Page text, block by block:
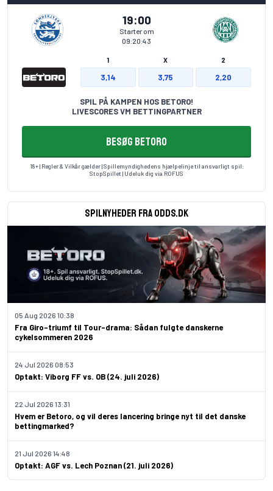
19:00
Starter om
09:20:43
1 X 2
3,14 3,75 2,20
SPIL PÅ KAMPEN HOS BETORO!
LIVESCORES VM BETTINGPARTNER
BESØG BETORO
18+ | Regler & Vilkår gælder | Spillemyndighedens hjælpelinje til ansvarligt spil:
StopSpillet | Udeluk dig via ROFUS
Spilnyheder fra odds.dk
Fra Giro-triumf til Tour-drama: Sådan fulgte danskerne
cykelsommeren 2026
05 Aug 2026 10:38
Optakt: Viborg FF vs. OB (24. juli 2026)
24 Jul 2026 08:53
Hvem er Betoro, og vil deres lancering bringe nyt til det danske
bettingmarked?
22 Jul 2026 13:31
Optakt: AGF vs. Lech Poznan (21. juli 2026)
21 Jul 2026 14:48